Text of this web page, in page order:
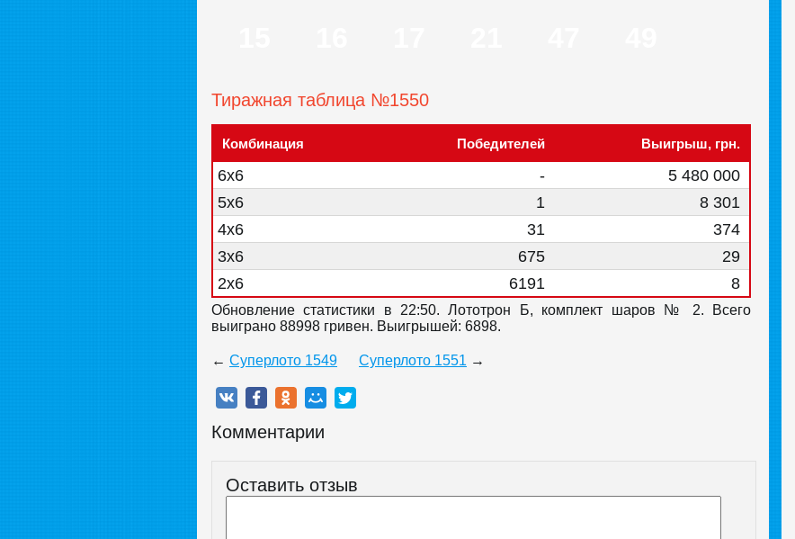
Тиражная таблица №1550
Комбинация Победителей Выигрыш, грн.
6x6 -
5 480 000
5x6
1
8 301
4x6
31
374
3x6
675
29
2x6
6191 8
Обновление статистики в 22:50. Лототрон Б, комплект шаров № 2. Всего
выиграно 88998 гривен. Выигрышей: 6898.
← Суперлото 1549 Суперлото 1551 →
Комментарии
Оставить отзыв